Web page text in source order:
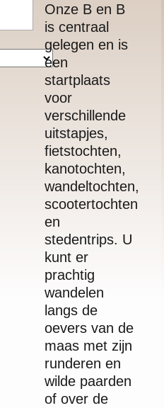
Onze B en B
is centraal
gelegen en is
een
startplaats
voor
verschillende
uitstapjes,
fietstochten,
kanotochten,
wandeltochten,
scootertochten
en
stedentrips. U
kunt er
prachtig
wandelen
langs de
oevers van de
maas met zijn
runderen en
wilde paarden
of over de